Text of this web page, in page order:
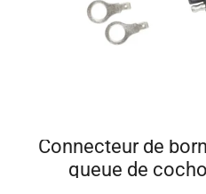
Connecteur de
queue de